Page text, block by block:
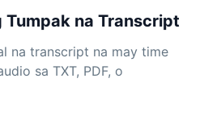
na Transcript
na transcript na may time
sa TXT, PDF, o